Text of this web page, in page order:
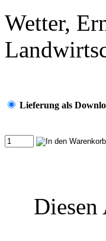
Wetter,
Lieferung als